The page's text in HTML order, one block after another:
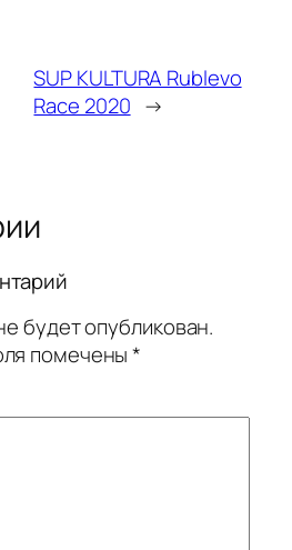
SUP KULTURA Rublevo
Race 2020 →
будет опубликован.
помечены*